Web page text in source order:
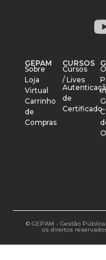
GEPAM
Sobre
Loja
Virtual
Carrinho
de
Compras
CURSOS
Cursos
/ Lives
de
Certificado
© GEPAM - Gestão
os direitos